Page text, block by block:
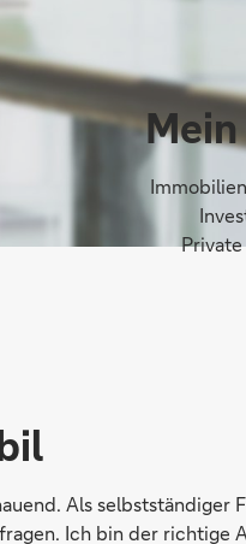
Private
Als selbstständiger
Ich bin der richtige